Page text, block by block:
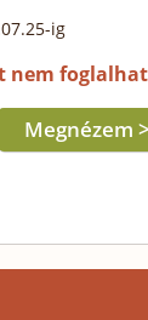
ig
nem
Megnézem